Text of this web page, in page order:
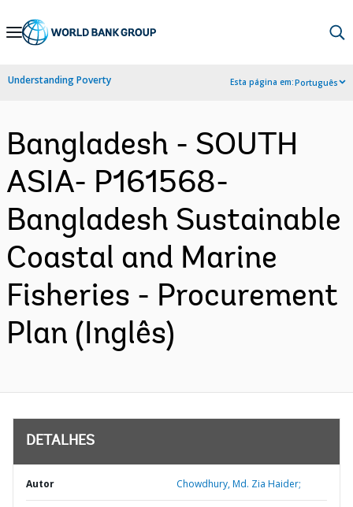
Skip
Navigation
Understanding Poverty Esta página em:Português
Bangladesh - SOUTH
ASIA- P161568-
Bangladesh Sustainable
Coastal and Marine
Fisheries - Procurement
Plan (Inglês)
DETALHES
Autor Chowdhury, Md. Zia Haider;